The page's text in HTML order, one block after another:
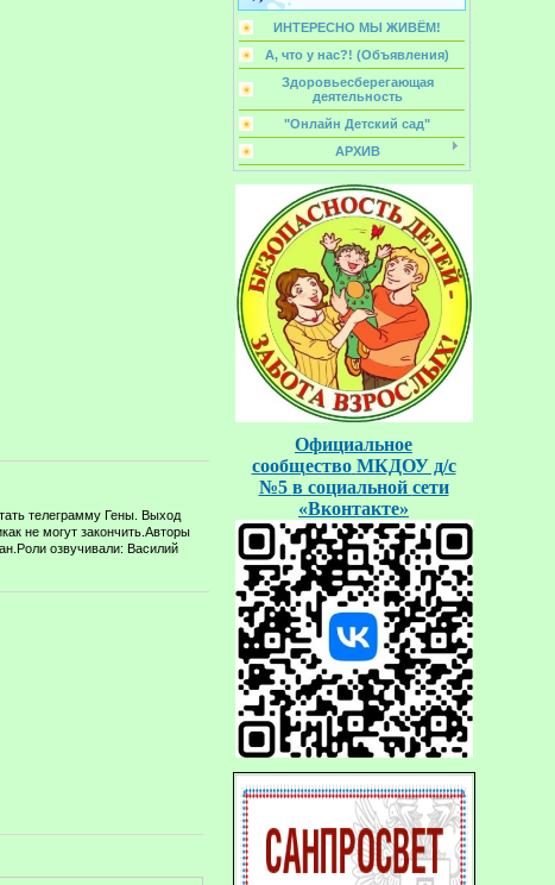
телеграмму Гены. Выход
не могут закончить.Авторы
озвучивали: Василий
ИНТЕРЕСНО МЫ ЖИВЁМ!
А, что у нас?! (Объявления)
Здоровьесберегающая
деятельность
"Онлайн Детский сад"
АРХИВ
Официальное
сообщество МКДОУ д/с
№5 в социальной сети
«Вконтакте»